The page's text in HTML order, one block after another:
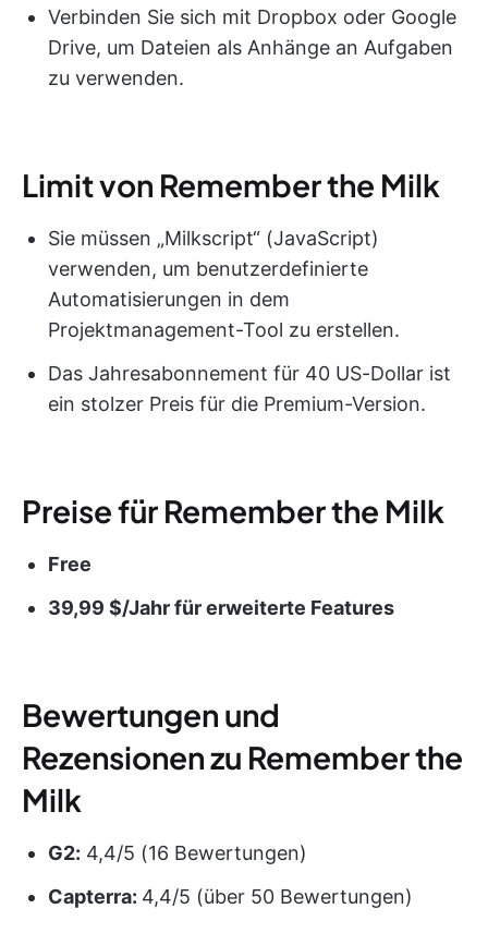
Verbinden Sie sich mit Dropbox oder Google
Drive, um Dateien als Anhänge an Aufgaben
zu verwenden.
Limit von Remember the Milk
Sie müssen „Milkscript“ (JavaScript)
verwenden, um benutzerdefinierte
Automatisierungen in dem
Projektmanagement-Tool zu erstellen.
Das Jahresabonnement für 40 US-Dollar ist
ein stolzer Preis für die Premium-Version.
Preise für Remember the Milk
Free
39,99 $/Jahr für erweiterte Features
Bewertungen und
Rezensionen zu Remember the
Milk
G2: 4,4/5 (16 Bewertungen)
Capterra: 4,4/5 (über 50 Bewertungen)